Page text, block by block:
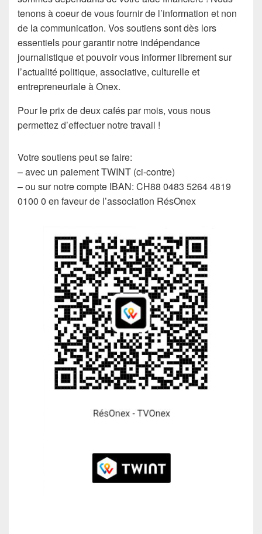
tenons à coeur de vous fournir de l’information et non
de la communication. Vos soutiens sont dès lors
essentiels pour garantir notre indépendance
journalistique et pouvoir vous informer librement sur
l’actualité politique, associative, culturelle et
entrepreneuriale à Onex.
Pour le prix de deux cafés par mois, vous nous
permettez d’effectuer notre travail !
Votre soutiens peut se faire:
– avec un paiement TWINT (ci-contre)
– ou sur notre compte IBAN: CH88 0483 5264 4819
0100 0 en faveur de l’association RésOnex